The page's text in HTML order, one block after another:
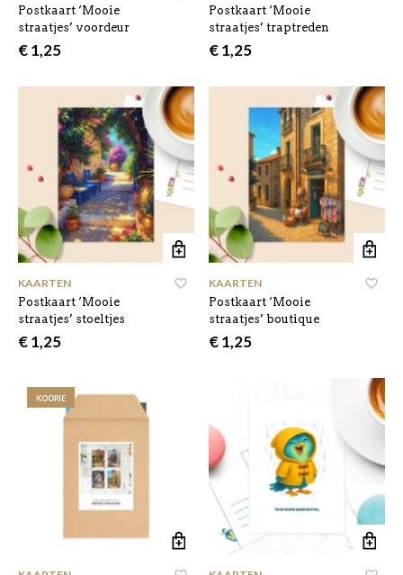
Postkaart ‘Mooie
straatjes’ voordeur
€1,25
Postkaart ‘Mooie
straatjes’ traptreden
€1,25
KAARTEN
Postkaart ‘Mooie
straatjes’ stoeltjes
€1,25
KAARTEN
Postkaart ‘Mooie
straatjes’ boutique
€1,25
KOOPJE